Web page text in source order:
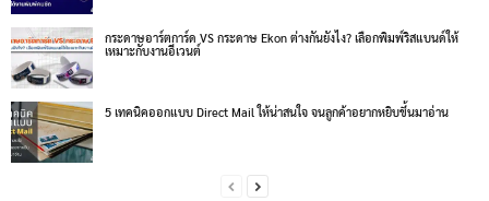
กระดาษอาร์ตการ์ด VS กระดาษ Ekon ต่างกันยังไง? เลือกพิมพ์ริสแบนด์ให้
เหมาะกับงานอีเวนต์
5 เทคนิคออกแบบ Direct Mail ให้น่าสนใจ จนลูกค้าอยากหยิบขึ้นมาอ่าน